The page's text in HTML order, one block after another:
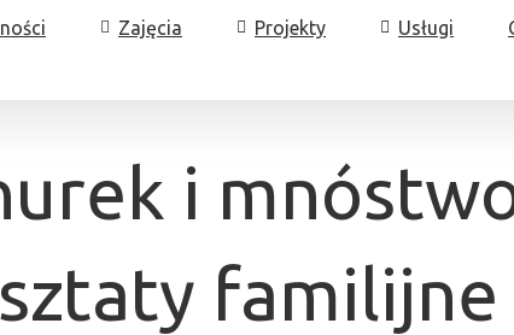
Zajęcia Projekty Usługi
i
familijne